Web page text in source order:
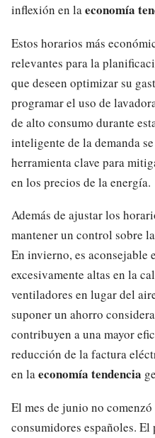
inflexión en laeconomía
Estos horarios más
relevantes para la
que deseen optimizar su
programar el uso de
de alto consumo durante
inteligente de la demanda
herramienta clave para
en los precios de la energía.
Además de ajustar los
mantener un control sobre
En invierno, es aconsejable
excesivamente altas en la
ventiladores en lugar del
suponer un ahorro
contribuyen a una mayor
reducción de la factura
en laeconomía tendencia
El mes de junio no
consumidores españoles.